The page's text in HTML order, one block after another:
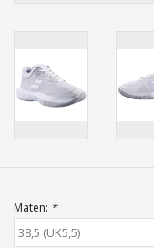
Maten: *